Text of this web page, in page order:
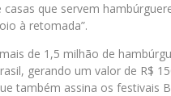
que servem
à retomada”.
de 1,5 milhão de
gerando um valor de R$
também assina os festivais